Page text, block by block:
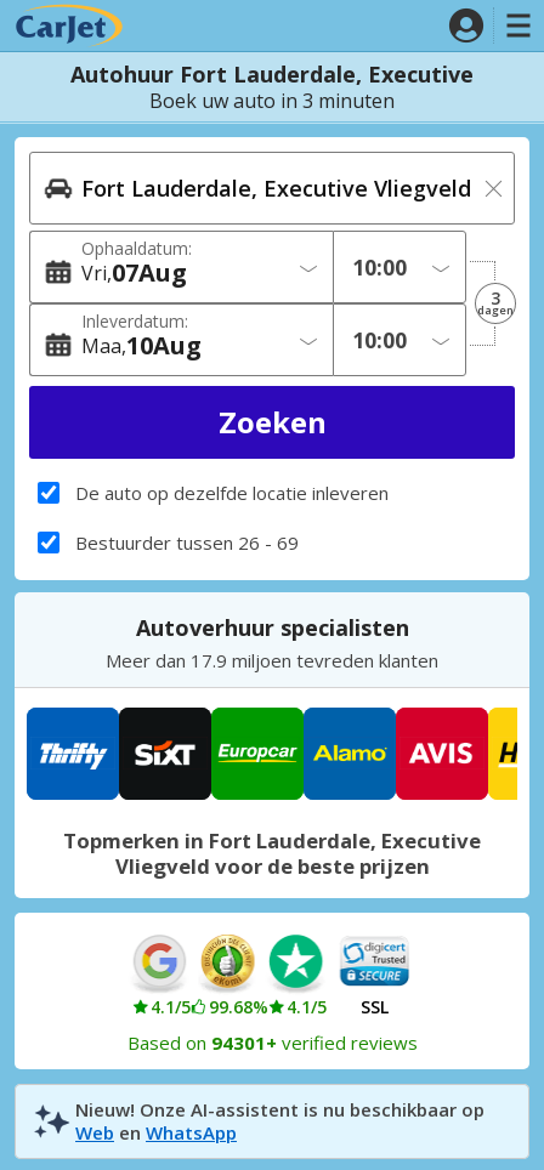
Autohuur Fort Lauderdale, Executive
Boek uw auto in 3 minuten
Ophaaldatum:
Vri 07Aug
Inleverdatum:
Maa 10Aug
3
dagen
De auto op dezelfde locatie inleveren
Bestuurder tussen 26 - 69
Autoverhuur specialisten
Meer dan 17.9 miljoen tevreden klanten
Topmerken in Fort Lauderdale, Executive
Vliegveld voor de beste prijzen
4.1/5 99.68% 4.1/5 SSL
Based on 94301+ verified reviews
Nieuw! Onze AI-assistent is nu beschikbaar op
Web en WhatsApp